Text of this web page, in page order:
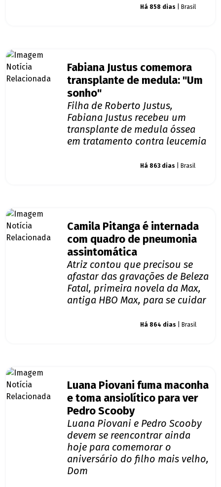
Há 858 dias | Brasil
Fabiana Justus comemora
transplante de medula: "Um
sonho"
Filha de Roberto Justus,
Fabiana Justus recebeu um
transplante de medula óssea
em tratamento contra leucemia
Há 863 dias | Brasil
Camila Pitanga é internada
com quadro de pneumonia
assintomática
Atriz contou que precisou se
afastar das gravações de Beleza
Fatal, primeira novela da Max,
antiga HBO Max, para se cuidar
Há 864 dias | Brasil
Luana Piovani fuma maconha
e toma ansiolítico para ver
Pedro Scooby
Luana Piovani e Pedro Scooby
devem se reencontrar ainda
hoje para comemorar o
aniversário do filho mais velho,
Dom